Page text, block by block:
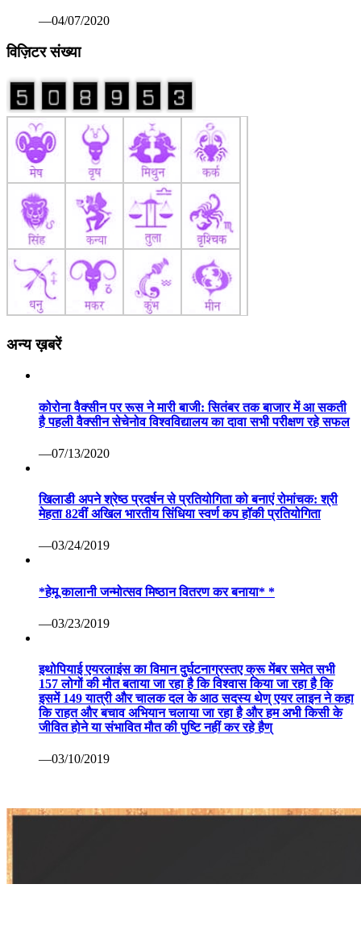
—04/07/2020
विज़िटर संख्या
अन्य ख़बरें
कोरोना वैक्सीन पर रूस ने मारी बाजी: सितंबर तक बाजार में आ सकती
है पहली वैक्सीन सेचेनोव विश्वविद्यालय का दावा सभी परीक्षण रहे सफल
—07/13/2020
खिलाडी अपने श्रेष्ठ प्रदर्षन से प्रतियोगिता को बनाएं रोमांचक: श्री
मेहता 82वीं अखिल भारतीय सिंधिया स्वर्ण कप हॉकी प्रतियोगिता
—03/24/2019
*हेमू कालानी जन्मोत्सव मिष्ठान वितरण कर बनाया* *
—03/23/2019
इथोपियाई एयरलाइंस का विमान दुर्घटनाग्रस्तए क्रू मेंबर समेत सभी
157 लोगों की मौत बताया जा रहा है कि विश्वास किया जा रहा है कि
इसमें 149 यात्री और चालक दल के आठ सदस्य थेण् एयर लाइन ने कहा
कि राहत और बचाव अभियान चलाया जा रहा है और हम अभी किसी के
जीवित होने या संभावित मौत की पुष्टि नहीं कर रहे हैण्
—03/10/2019